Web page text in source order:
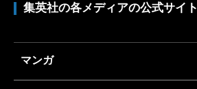
集英社の各メディアの公式サイト
マンガ